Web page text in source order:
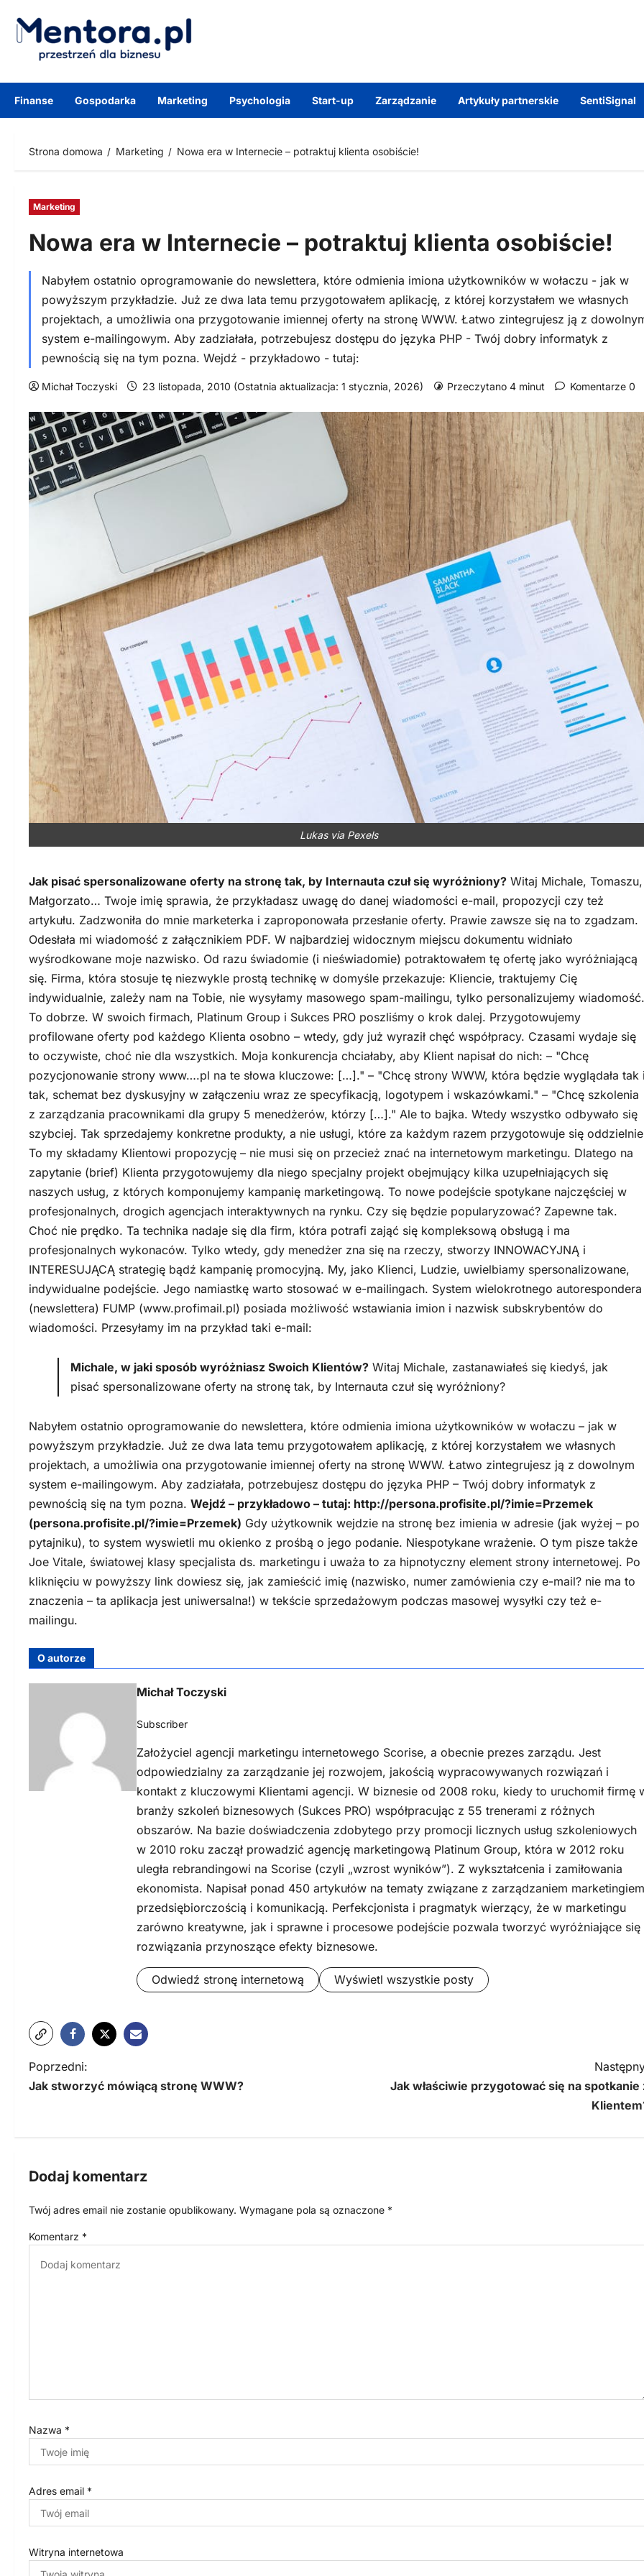
treści
Finanse Gospodarka Marketing Psychologia Start-up Zarządzanie Artykuły partnerskie SentiSignal
Strona domowa Marketing Nowa era w Internecie – potraktuj klienta osobiście!
Marketing
Nowa era w Internecie – potraktuj klienta osobiście!
Nabyłem ostatnio oprogramowanie do newslettera, które odmienia imiona użytkowników w wołaczu - jak w
powyższym przykładzie. Już ze dwa lata temu przygotowałem aplikację, z której korzystałem we własnych
projektach, a umożliwia ona przygotowanie imiennej oferty na stronę WWW. Łatwo zintegrujesz ją z
system e-mailingowym. Aby zadziałała, potrzebujesz dostępu do języka PHP - Twój dobry informatyk z
pewnością się na tym pozna. Wejdź - przykładowo - tutaj:
Michał Toczyski 23 listopada, 2010 (Ostatnia aktualizacja: 1 stycznia, 2026) Przeczytano 4 minut Komentarze 0
Lukas via Pexels
Jak pisać spersonalizowane oferty na stronę tak, by Internauta czuł się wyróżniony? Witaj Michale, Tomaszu,
Małgorzato… Twoje imię sprawia, że przykładasz uwagę do danej wiadomości e-mail, propozycji czy też
artykułu. Zadzwoniła do mnie marketerka i zaproponowała przesłanie oferty. Prawie zawsze się na to zgadzam.
Odesłała mi wiadomość z załącznikiem PDF. W najbardziej widocznym miejscu dokumentu widniało
wyśrodkowane moje nazwisko. Od razu świadomie (i nieświadomie) potraktowałem tę ofertę jako wyróżniającą
się. Firma, która stosuje tę niezwykle prostą technikę w domyśle przekazuje: Kliencie, traktujemy Cię
indywidualnie, zależy nam na Tobie, nie wysyłamy masowego spam-mailingu, tylko personalizujemy wiadomość.
To dobrze. W swoich firmach, Platinum Group i Sukces PRO poszliśmy o krok dalej. Przygotowujemy
profilowane oferty pod każdego Klienta osobno – wtedy, gdy już wyraził chęć współpracy. Czasami wydaje się
to oczywiste, choć nie dla wszystkich. Moja konkurencja chciałaby, aby Klient napisał do nich: – "Chcę
pozycjonowanie strony www….pl na te słowa kluczowe: […]." – "Chcę strony WWW, która będzie wyglądała tak
tak, schemat bez dyskusyjny w załączeniu wraz ze specyfikacją, logotypem i wskazówkami." – "Chcę szkolenia
z zarządzania pracownikami dla grupy 5 menedżerów, którzy […]." Ale to bajka. Wtedy wszystko odbywało się
szybciej. Tak sprzedajemy konkretne produkty, a nie usługi, które za każdym razem przygotowuje się
To my składamy Klientowi propozycję – nie musi się on przecież znać na internetowym marketingu. Dlatego na
zapytanie (brief) Klienta przygotowujemy dla niego specjalny projekt obejmujący kilka uzupełniających się
naszych usług, z których komponujemy kampanię marketingową. To nowe podejście spotykane najczęściej w
profesjonalnych, drogich agencjach interaktywnych na rynku. Czy się będzie popularyzować? Zapewne tak.
Choć nie prędko. Ta technika nadaje się dla firm, która potrafi zająć się kompleksową obsługą i ma
profesjonalnych wykonaców. Tylko wtedy, gdy menedżer zna się na rzeczy, stworzy INNOWACYJNĄ i
INTERESUJĄCĄ strategię bądź kampanię promocyjną. My, jako Klienci, Ludzie, uwielbiamy spersonalizowane,
indywidualne podejście. Jego namiastkę warto stosować w e-mailingach. System wielokrotnego autorespondera
(newslettera) FUMP (www.profimail.pl) posiada możliwość wstawiania imion i nazwisk subskrybentów do
wiadomości. Przesyłamy im na przykład taki e-mail:
Michale, w jaki sposób wyróżniasz Swoich Klientów? Witaj Michale, zastanawiałeś się kiedyś, jak
pisać spersonalizowane oferty na stronę tak, by Internauta czuł się wyróżniony?
Nabyłem ostatnio oprogramowanie do newslettera, które odmienia imiona użytkowników w wołaczu – jak w
powyższym przykładzie. Już ze dwa lata temu przygotowałem aplikację, z której korzystałem we własnych
projektach, a umożliwia ona przygotowanie imiennej oferty na stronę WWW. Łatwo zintegrujesz ją z dowolnym
system e-mailingowym. Aby zadziałała, potrzebujesz dostępu do języka PHP – Twój dobry informatyk z
pewnością się na tym pozna. Wejdź – przykładowo – tutaj: http://persona.profisite.pl/?imie=Przemek
(persona.profisite.pl/?imie=Przemek) Gdy użytkownik wejdzie na stronę bez imienia w adresie (jak wyżej – po
pytajniku), to system wyswietli mu okienko z prośbą o jego podanie. Niespotykane wrażenie. O tym pisze także
Joe Vitale, światowej klasy specjalista ds. marketingu i uważa to za hipnotyczny element strony internetowej. Po
kliknięciu w powyższy link dowiesz się, jak zamieścić imię (nazwisko, numer zamówienia czy e-mail? nie ma to
znaczenia – ta aplikacja jest uniwersalna!) w tekście sprzedażowym podczas masowej wysyłki czy też e-
mailingu.
O autorze
Michał Toczyski
Subscriber
Założyciel agencji marketingu internetowego Scorise, a obecnie prezes zarządu. Jest
odpowiedzialny za zarządzanie jej rozwojem, jakością wypracowywanych rozwiązań i
kontakt z kluczowymi Klientami agencji. W biznesie od 2008 roku, kiedy to uruchomił firmę
branży szkoleń biznesowych (Sukces PRO) współpracując z 55 trenerami z różnych
obszarów. Na bazie doświadczenia zdobytego przy promocji licznych usług szkoleniowych
w 2010 roku zaczął prowadzić agencję marketingową Platinum Group, która w 2012 roku
uległa rebrandingowi na Scorise (czyli „wzrost wyników”). Z wykształcenia i zamiłowania
ekonomista. Napisał ponad 450 artykułów na tematy związane z zarządzaniem
przedsiębiorczością i komunikacją. Perfekcjonista i pragmatyk wierzący, że w marketingu
zarówno kreatywne, jak i sprawne i procesowe podejście pozwala tworzyć wyróżniające się
rozwiązania przynoszące efekty biznesowe.
Odwiedź stronę internetową Wyświetl wszystkie posty
N
a
g
j
u
Poprzedni:
Jak stworzyć mówiącą stronę WWW?
Jak właściwie przygotować się na spotkanie
Dodaj komentarz
Twój adres email nie zostanie opublikowany. Wymagane pola są oznaczone *
Komentarz *
Nazwa *
Adres email *
Witryna internetowa